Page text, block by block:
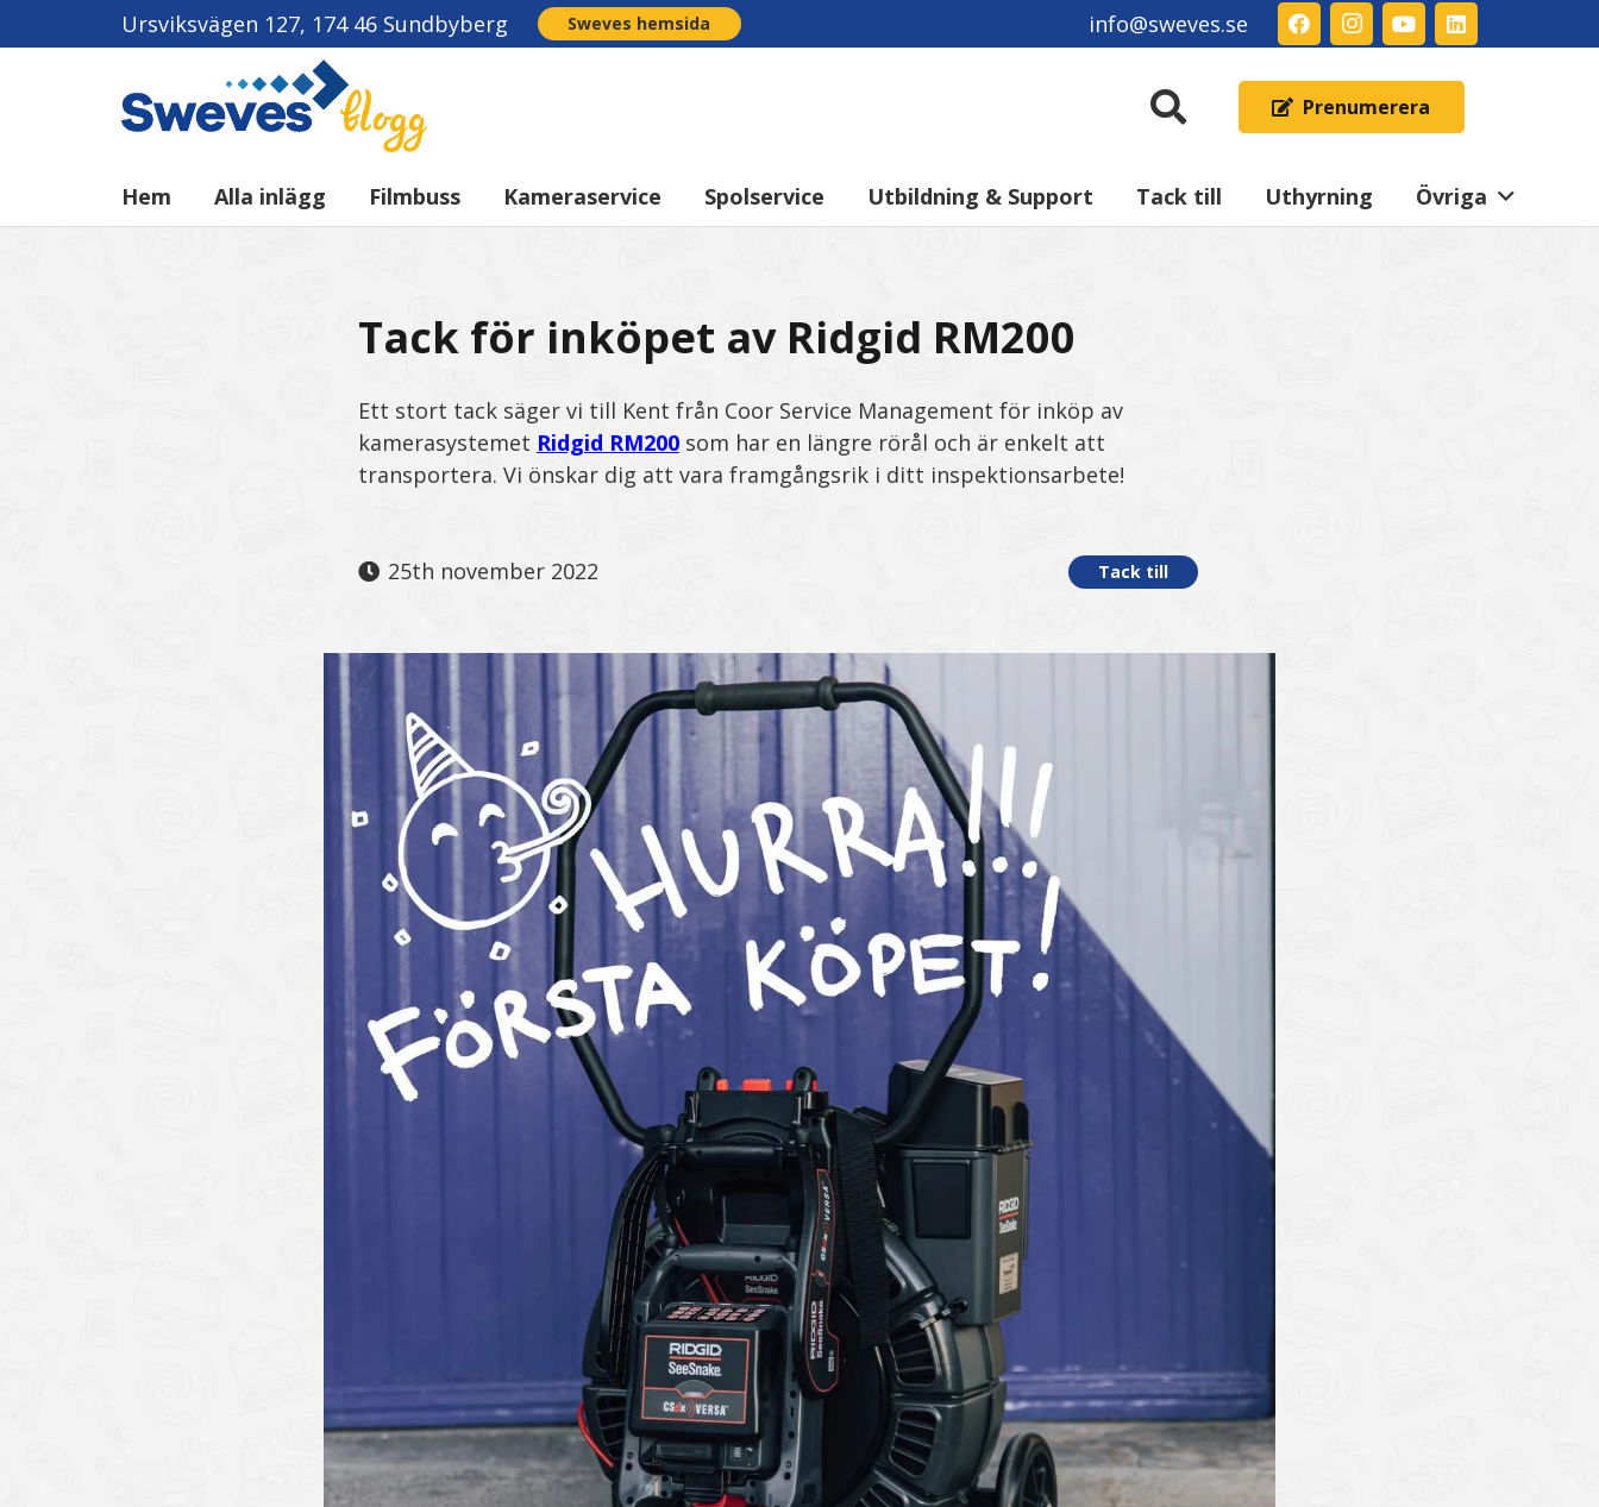
Ursviksvägen 127, 174 46 Sundbyberg Sweves hemsida info@sweves.se
Prenumerera
Hem Alla inlägg Filmbuss Kameraservice Spolservice Utbildning & Support Tack till Uthyrning Övriga
Tack för inköpet av Ridgid RM200
Ett stort tack säger vi till Kent från Coor Service Management för inköp av
kamerasystemet Ridgid RM200som har en längre rörål och är enkelt att
transportera. Vi önskar dig att vara framgångsrik i ditt inspektionsarbete!
25th november 2022 Tack till